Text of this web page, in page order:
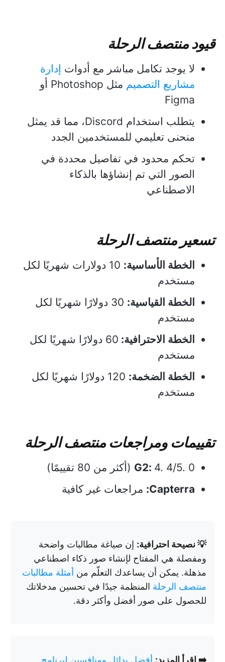
قيود منتصف الرحلة
لا يوجد تكامل مباشر مع أدوات إدارة
مشاريع التصميم
مثل Photoshop أو
Figma
يتطلب استخدام Discord، مما قد يمثل
منحنى تعليمي للمستخدمين الجدد
تحكم محدود في تفاصيل محددة في
الصور التي تم إنشاؤها بالذكاء
الاصطناعي
تسعير منتصف الرحلة
الخطة الأساسية:
10 دولارات شهريًا لكل
مستخدم
الخطة القياسية:
30 دولارًا شهريًا لكل
مستخدم
الخطة الاحترافية:
60 دولارًا شهريًا لكل
مستخدم
الخطة الضخمة:
120 دولارًا شهريًا لكل
مستخدم
تقييمات ومراجعات منتصف الرحلة
G2: 4. 4/5. 0 (أكثر من 80 تقييمًا)
Capterra: مراجعات غير كافية
💡 نصيحة احترافية: إن صياغة مطالبات واضحة
ومفصلة هي المفتاح لإنشاء صور ذكاء اصطناعي
مذهلة. يمكن أن يساعدك التعلّم من أمثلة مطالبات
منتصف الرحلة المنظمة جيدًا في تحسين مدخلاتك
للحصول على صور أفضل وأكثر دقة.
➡️ اقرأ المزيد: أفضل بدائل ومنافسين لبرنامج